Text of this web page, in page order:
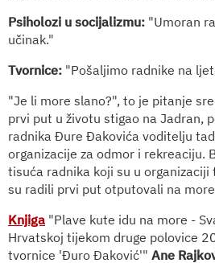
Psiholozi u socijalizmu: "Umoran
učinak."
Tvornice: "Pošaljimo radnike na
"Je li more slano?", to je pitanje
prvi put u životu stigao na Jadran,
radnika Đure Đakovića voditelju
organizacije za odmor i rekreaciju.
tisuća radnika koji su u
su radili prvi put otputovali na
Knjiga "Plave kute idu na more -
Hrvatskoj tijekom druge polovice
tvornice 'Đuro Đaković'" Ane